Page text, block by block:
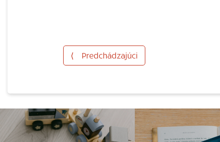
⟨ Predchádzajúci